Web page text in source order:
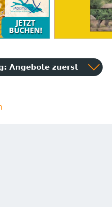
Angebote zuerst